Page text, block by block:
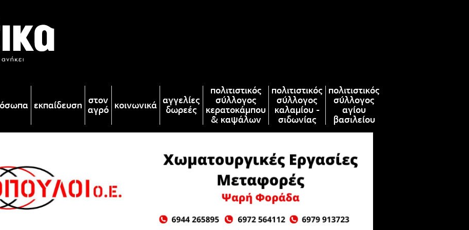
εκπαίδευση στον
αγρό κοινωνικά αγγελίες
δωρεές
πολιτιστικός
σύλλογος
κερατοκάμπου
& καψάλων
πολιτιστικός
σύλλογος
καλαμίου -
σιδωνίας
πολιτιστικός
σύλλογος
αγίου
βασιλείου